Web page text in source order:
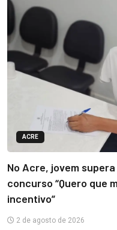
ACRE
No Acre, jovem
concurso “Quero que
incentivo”
2 de agosto de 2026